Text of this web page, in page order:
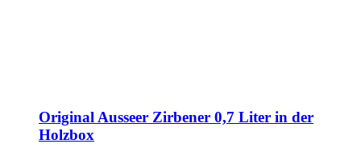
Original Ausseer Zirbener 0,7 Liter in der
Holzbox